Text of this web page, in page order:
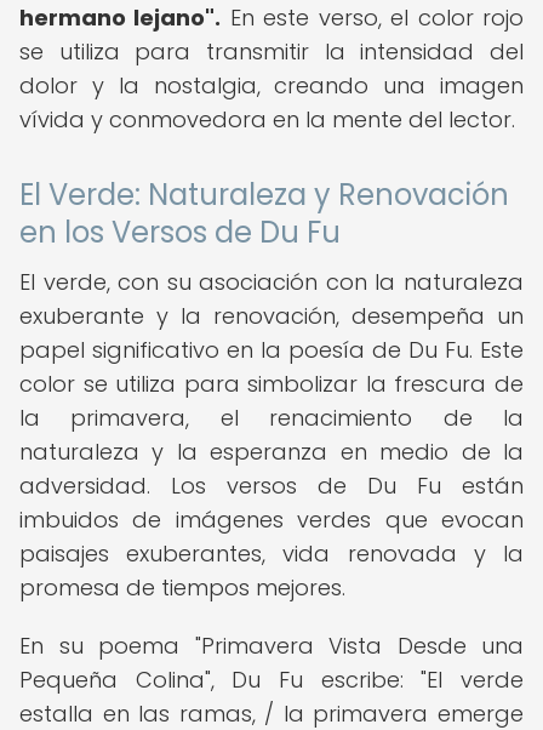
hermano lejano". En este verso, el color rojo
se utiliza para transmitir la intensidad del
dolor y la nostalgia, creando una imagen
vívida y conmovedora en la mente del lector.
El Verde: Naturaleza y Renovación
en los Versos de Du Fu
El verde, con su asociación con la naturaleza
exuberante y la renovación, desempeña un
papel significativo en la poesía de Du Fu. Este
color se utiliza para simbolizar la frescura de
la primavera, el renacimiento de la
naturaleza y la esperanza en medio de la
adversidad. Los versos de Du Fu están
imbuidos de imágenes verdes que evocan
paisajes exuberantes, vida renovada y la
promesa de tiempos mejores.
En su poema "Primavera Vista Desde una
Pequeña Colina", Du Fu escribe: "El verde
estalla en las ramas, / la primavera emerge